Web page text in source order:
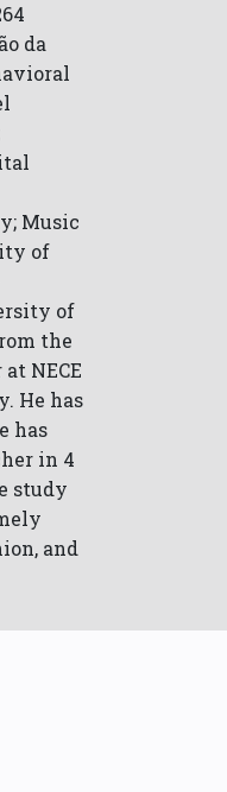
da
Music
of
of
the
NECE
He has
has
in 4
study
and